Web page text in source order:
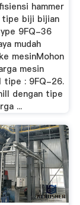
hammer
tipe biji bijian
9FQ-36
mudah
mesinMohon
mesin
tipe : 9FQ-26.
dengan tipe
...